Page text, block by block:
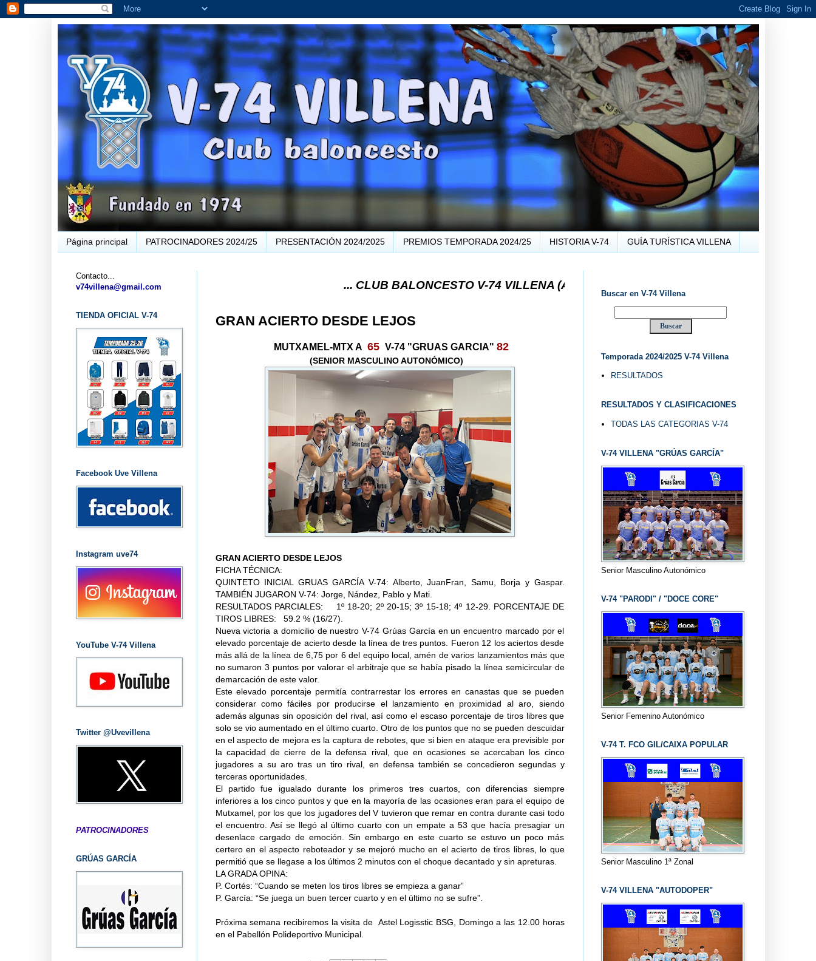
Página principal PATROCINADORES 2024/25 PRESENTACIÓN 2024/2025 PREMIOS TEMPORADA 2024/25 HISTORIA V-74 GUÍA TURÍSTICA VILLENA
... CLUB BALONCESTO V-74 VILLENA (ALICANTE) ... V-74 VILLENA DESDE 1.974 ... EL "UVE"
GRAN ACIERTO DESDE LEJOS
MUTXAMEL-MTX A 65 V-74 "GRUAS GARCIA" 82
(SENIOR MASCULINO AUTONÓMICO)
GRAN ACIERTO DESDE LEJOS
FICHA TÉCNICA:
QUINTETO INICIAL GRUAS GARCÍA V-74: Alberto, JuanFran, Samu, Borja y Gaspar.
TAMBIÉN JUGARON V-74: Jorge, Nández, Pablo y Mati.
RESULTADOS PARCIALES: 1º 18-20; 2º 20-15; 3º 15-18; 4º 12-29. PORCENTAJE DE
TIROS LIBRES: 59.2 % (16/27).
Nueva victoria a domicilio de nuestro V-74 Grúas García en un encuentro marcado por el
elevado porcentaje de acierto desde la línea de tres puntos. Fueron 12 los aciertos desde
más allá de la línea de 6,75 por 6 del equipo local, amén de varios lanzamientos más que
no sumaron 3 puntos por valorar el arbitraje que se había pisado la línea semicircular de
demarcación de este valor.
Este elevado porcentaje permitía contrarrestar los errores en canastas que se pueden
considerar como fáciles por producirse el lanzamiento en proximidad al aro, siendo
además algunas sin oposición del rival, así como el escaso porcentaje de tiros libres que
solo se vio aumentado en el último cuarto. Otro de los puntos que no se pueden descuidar
en el aspecto de mejora es la captura de rebotes, que si bien en ataque era previsible por
la capacidad de cierre de la defensa rival, que en ocasiones se acercaban los cinco
jugadores a su aro tras un tiro rival, en defensa también se concedieron segundas y
terceras oportunidades.
El partido fue igualado durante los primeros tres cuartos, con diferencias siempre
inferiores a los cinco puntos y que en la mayoría de las ocasiones eran para el equipo de
Mutxamel, por los que los jugadores del V tuvieron que remar en contra durante casi todo
el encuentro. Así se llegó al último cuarto con un empate a 53 que hacía presagiar un
desenlace cargado de emoción. Sin embargo en este cuarto se estuvo un poco más
certero en el aspecto reboteador y se mejoró mucho en el acierto de tiros libres, lo que
permitió que se llegase a los últimos 2 minutos con el choque decantado y sin apreturas.
LA GRADA OPINA:
P. Cortés: “Cuando se meten los tiros libres se empieza a ganar”
P. García: “Se juega un buen tercer cuarto y en el último no se sufre”.
Próxima semana recibiremos la visita de Astel Logisstic BSG, Domingo a las 12.00 horas
en el Pabellón Polideportivo Municipal.
Contacto...
v74villena@gmail.com
TIENDA OFICIAL V-74
Facebook Uve Villena
Instagram uve74
YouTube V-74 Villena
Twitter @Uvevillena
PATROCINADORES
GRÚAS GARCÍA
Buscar en V-74 Villena
Temporada 2024/2025 V-74 Villena
RESULTADOS
RESULTADOS Y CLASIFICACIONES
TODAS LAS CATEGORIAS V-74
V-74 VILLENA "GRÚAS GARCÍA"
Senior Masculino Autonómico
V-74 "PARODI" / "DOCE CORE"
Senior Femenino Autonómico
V-74 T. FCO GIL/CAIXA POPULAR
Senior Masculino 1ª Zonal
V-74 VILLENA "AUTODOPER"